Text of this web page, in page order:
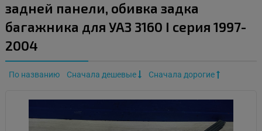
задней панели, обивка задка
багажника для УАЗ 3160 I серия 1997-
2004
По названию Сначала дешевые Сначала дорогие